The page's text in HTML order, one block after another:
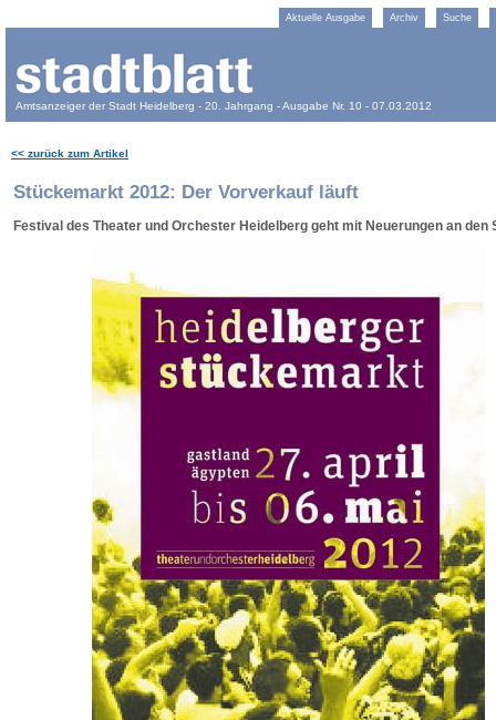
Aktuelle Ausgabe Archiv Suche
Amtsanzeiger der Stadt Heidelberg - 20. Jahrgang - Ausgabe Nr. 10 - 07.03.2012
<< zurück zum Artikel
Stückemarkt 2012: Der Vorverkauf läuft
Festival des Theater und Orchester Heidelberg geht mit Neuerungen an den